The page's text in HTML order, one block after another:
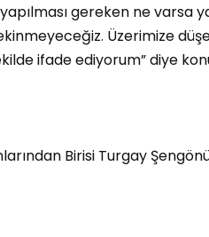
gereken ne varsa
Üzerimize
ifade ediyorum” diye
Birisi Turgay